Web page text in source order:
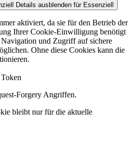
Details ausblenden für Essenziell
aktiviert, da sie für den Betrieb der
Ihrer Cookie-Einwilligung benötigt
und Zugriff auf sichere
Ohne diese Cookies kann die
Forgery Angriffen.
bleibt nur für die aktuelle